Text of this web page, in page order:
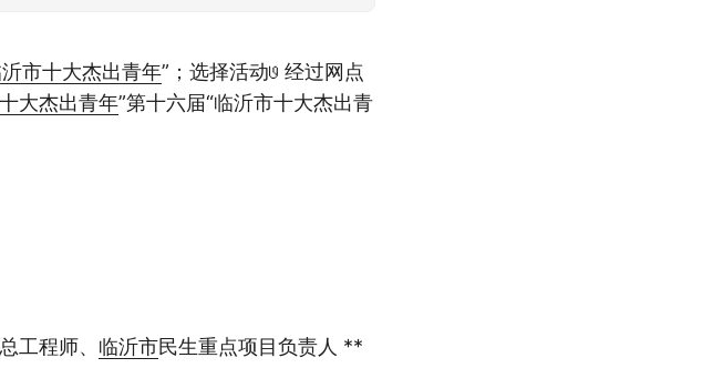
市十大杰出青年”；选择活动𞓜 经过网点
十大杰出青年”第十六届“临沂市十大杰出青
总工程师、 临沂市民生重点项目负责人 **